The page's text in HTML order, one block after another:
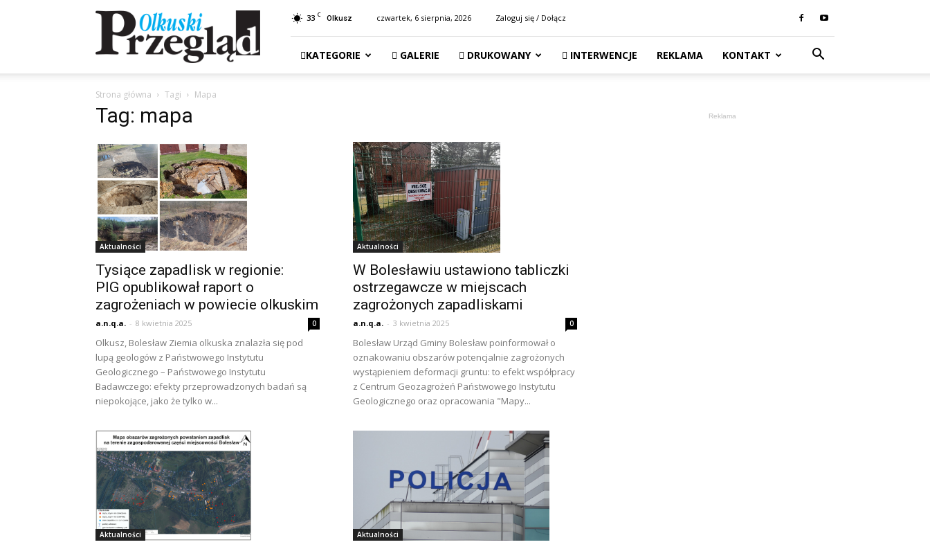
Przegląd
Olkuski
33 C Olkusz czwartek, 6 sierpnia, 2026 Zaloguj się / Dołącz
KATEGORIE GALERIE DRUKOWANY INTERWENCJE REKLAMA KONTAKT
Strona główna Tagi Mapa
Tag: mapa
Aktualności
Tysiące zapadlisk w regionie:
PIG opublikował raport o
zagrożeniach w powiecie olkuskim
a.n.q.a. - 8 kwietnia 2025 0
Olkusz, Bolesław Ziemia olkuska znalazła się pod
lupą geologów z Państwowego Instytutu
Geologicznego – Państwowego Instytutu
Badawczego: efekty przeprowadzonych badań są
niepokojące, jako że tylko w...
Aktualności
W Bolesławiu ustawiono tabliczki
ostrzegawcze w miejscach
zagrożonych zapadliskami
a.n.q.a. - 3 kwietnia 2025 0
Bolesław Urząd Gminy Bolesław poinformował o
oznakowaniu obszarów potencjalnie zagrożonych
wystąpieniem deformacji gruntu: to efekt współpracy
z Centrum Geozagrożeń Państwowego Instytutu
Geologicznego oraz opracowania "Mapy...
Aktualności Aktualności
Reklama